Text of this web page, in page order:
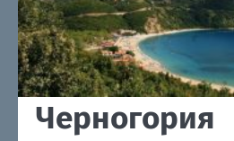
Черногория